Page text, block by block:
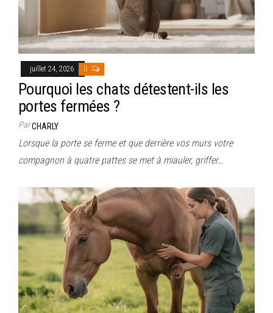
juillet 24, 2026 0
Pourquoi les chats détestent-ils les
portes fermées ?
ParCHARLY
Lorsque la porte se ferme et que derrière vos murs votre
compagnon à quatre pattes se met à miauler, griffer…